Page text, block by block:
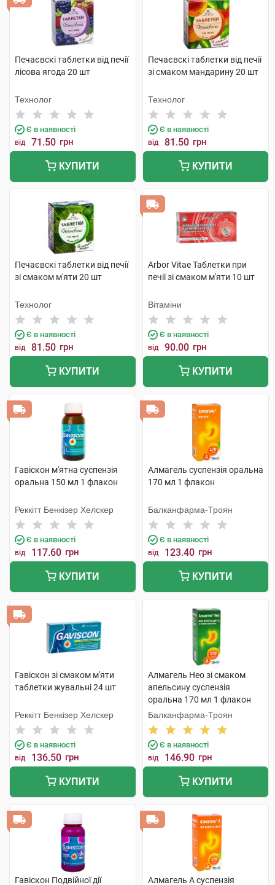
Печаєвскі таблетки від печії
лісова ягода 20 шт
Технолог
Є в наявності
від 71.50 грн
КУПИТИ
Печаєвскі таблетки від печії
зі смаком мандарину 20 шт
Технолог
Є в наявності
від 81.50 грн
КУПИТИ
Печаєвскі таблетки від печії
зі смаком м'яти 20 шт
Технолог
Є в наявності
від 81.50 грн
КУПИТИ
Arbor Vitae Таблетки при
печії зі смаком м'яти 10 шт
Вітаміни
Є в наявності
від 90.00 грн
КУПИТИ
Гавіскон м'ятна суспензія
оральна 150 мл 1 флакон
Реккітт Бенкізер Хелскер
Є в наявності
від 117.60 грн
КУПИТИ
Алмагель суспензія оральна
170 мл 1 флакон
Балканфарма-Троян
Є в наявності
від 123.40 грн
КУПИТИ
Гавіскон зі смаком м'яти
таблетки жувальні 24 шт
Реккітт Бенкізер Хелскер
Є в наявності
від 136.50 грн
КУПИТИ
Алмагель Нео зі смаком
апельсину суспензія
оральна 170 мл 1 флакон
Балканфарма-Троян
Є в наявності
від 146.90 грн
КУПИТИ
Гавіскон Подвійної дії Алмагель А суспензія